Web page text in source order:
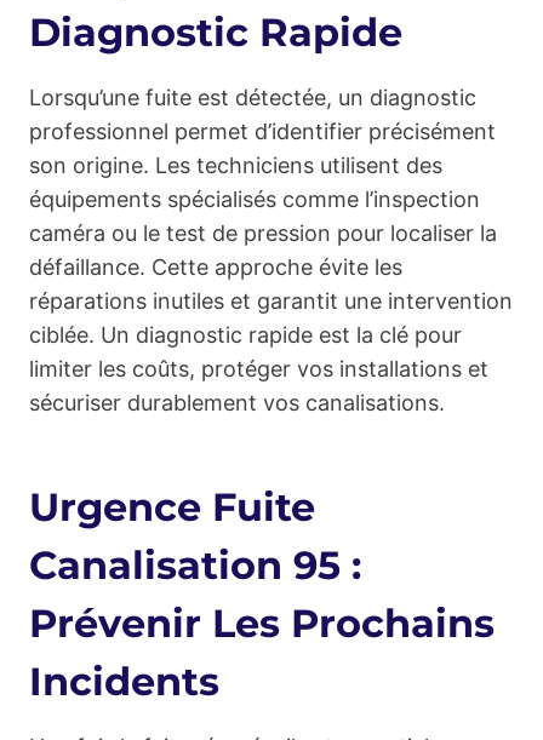
Diagnostic Rapide
Lorsqu’une fuite est détectée, un diagnostic
professionnel permet d’identifier précisément
son origine. Les techniciens utilisent des
équipements spécialisés comme l’inspection
caméra ou le test de pression pour localiser la
défaillance. Cette approche évite les
réparations inutiles et garantit une intervention
ciblée. Un diagnostic rapide est la clé pour
limiter les coûts, protéger vos installations et
sécuriser durablement vos canalisations.
Urgence Fuite
Canalisation 95 :
Prévenir Les Prochains
Incidents